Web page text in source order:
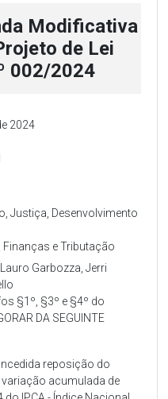
Modificativa
de Lei
002/2024
2024
Justiça, Desenvolvimento
e Tributação
Garbozza, Jerri
§1º, §3º e §4º do
DA SEGUINTE
reposição do
variação acumulada de